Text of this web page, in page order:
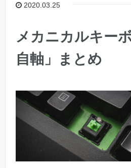
2020.03.25
メカニカルキー
自軸」まとめ